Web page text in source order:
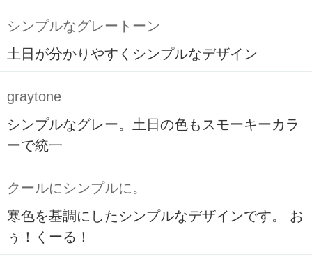
シンプルなグレートーン
土日が分かりやすくシンプルなデザイン
graytone
シンプルなグレー。土日の色もスモーキーカラ
ーで統一
クールにシンプルに。
寒色を基調にしたシンプルなデザインです。 お
ぅ！くーる！